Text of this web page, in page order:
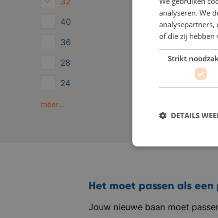
40
36
28
24
Minder dan 24
meer...
Het moet passen als een
Jouw nieuwe baan moet
analyseren. We
of die zij
Strikt
DETAILS